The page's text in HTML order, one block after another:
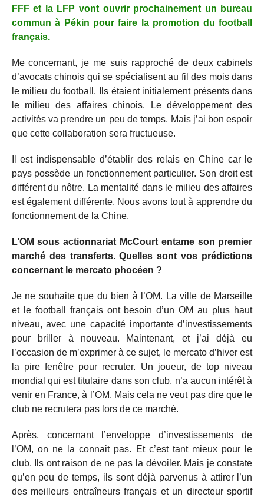
FFF et la LFP vont ouvrir prochainement un bureau
commun à Pékin pour faire la promotion du football
français.
Me concernant, je me suis rapproché de deux cabinets
d’avocats chinois qui se spécialisent au fil des mois dans
le milieu du football. Ils étaient initialement présents dans
le milieu des affaires chinois. Le développement des
activités va prendre un peu de temps. Mais j’ai bon espoir
que cette collaboration sera fructueuse.
Il est indispensable d’établir des relais en Chine car le
pays possède un fonctionnement particulier. Son droit est
différent du nôtre. La mentalité dans le milieu des affaires
est également différente. Nous avons tout à apprendre du
fonctionnement de la Chine.
L’OM sous actionnariat McCourt entame son premier
marché des transferts. Quelles sont vos prédictions
concernant le mercato phocéen ?
Je ne souhaite que du bien à l’OM. La ville de Marseille
et le football français ont besoin d’un OM au plus haut
niveau, avec une capacité importante d’investissements
pour briller à nouveau. Maintenant, et j’ai déjà eu
l’occasion de m’exprimer à ce sujet, le mercato d’hiver est
la pire fenêtre pour recruter. Un joueur, de top niveau
mondial qui est titulaire dans son club, n’a aucun intérêt à
venir en France, à l’OM. Mais cela ne veut pas dire que le
club ne recrutera pas lors de ce marché.
Après, concernant l’enveloppe d’investissements de
l’OM, on ne la connait pas. Et c’est tant mieux pour le
club. Ils ont raison de ne pas la dévoiler. Mais je constate
qu’en peu de temps, ils sont déjà parvenus à attirer l’un
des meilleurs entraîneurs français et un directeur sportif